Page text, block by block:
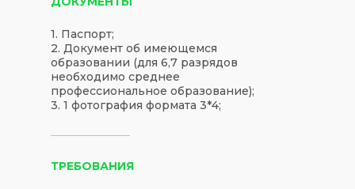
ТРЕБОВАНИЯ
1. Паспорт;
2. Документ об имеющемся
образовании (для 6,7 разрядов
необходимо среднее
профессиональное образование);
3. 1 фотография формата 3*4;